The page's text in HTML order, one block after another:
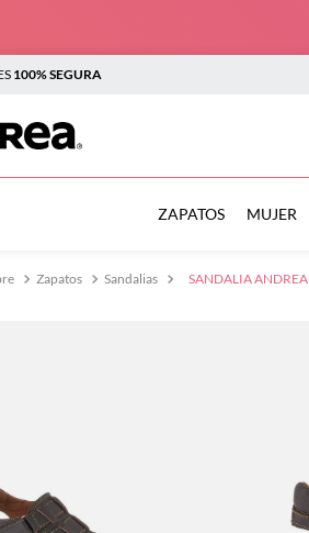
100% SEGURA
ZAPATOS MUJER
Zapatos Sandalias SANDALIA